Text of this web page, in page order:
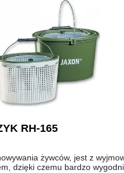
RH-165
żywców, jest z
dzięki czemu bardzo